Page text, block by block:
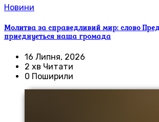
Новини
Молитва за справедливий мир: слово
приєднується наша громада
16 Липня, 2026
2 хв Читати
0 Поширили